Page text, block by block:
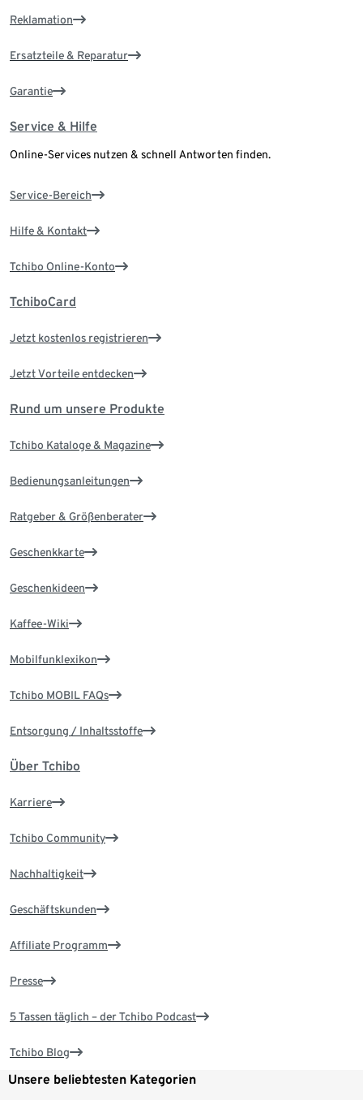
Reklamation
Ersatzteile & Reparatur
Garantie
Service & Hilfe
Online-Services nutzen & schnell Antworten finden.
Service-Bereich
Hilfe & Kontakt
Tchibo Online-Konto
TchiboCard
Jetzt kostenlos registrieren
Jetzt Vorteile entdecken
Rund um unsere Produkte
Tchibo Kataloge & Magazine
Bedienungsanleitungen
Ratgeber & Größenberater
Geschenkkarte
Geschenkideen
Kaffee-Wiki
Mobilfunklexikon
Tchibo MOBIL FAQs
Entsorgung / Inhaltsstoffe
Über Tchibo
Karriere
Tchibo Community
Nachhaltigkeit
Geschäftskunden
Affiliate Programm
Presse
5 Tassen täglich – der Tchibo Podcast
Tchibo Blog
Unsere beliebtesten Kategorien